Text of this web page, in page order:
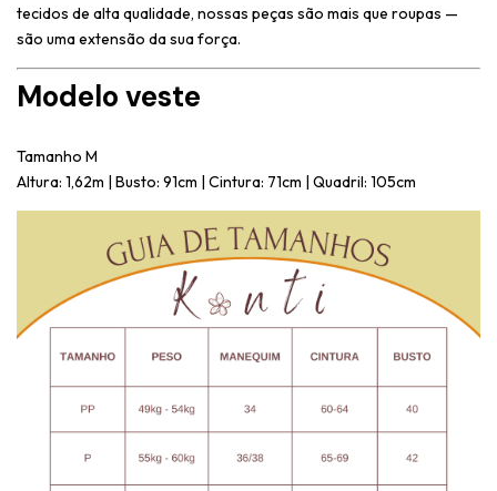
tecidos de alta qualidade, nossas peças são mais que roupas —
são uma extensão da sua força.
Modelo veste
Tamanho M
Altura: 1,62m | Busto: 91cm | Cintura: 71cm | Quadril: 105cm